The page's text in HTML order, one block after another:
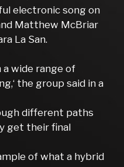
electronic song on
Matthew McBriar
La San.
a wide range of
the group said in a
different paths
get their final
of what a hybrid